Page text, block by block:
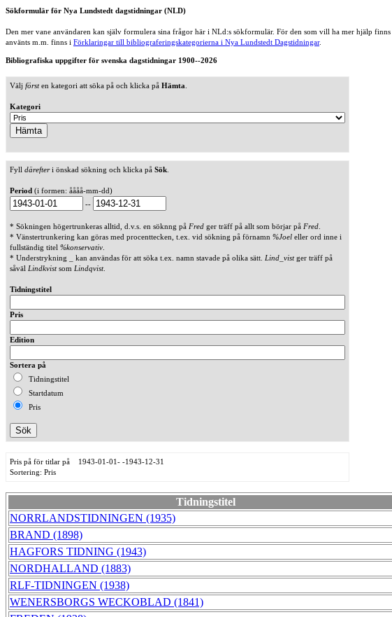
Sökformulär för Nya Lundstedt dagstidningar (NLD)
Den mer vane användaren kan själv formulera sina frågor här i NLd:s sökformulär. För den som vill ha mer hjälp finns
använts m.m. finns i Förklaringar till bibliograferingskategorierna i Nya Lundstedt Dagstidningar.
Bibliografiska uppgifter för svenska dagstidningar 1900--2026
Välj försten kategori att söka på och klicka på Hämta
Kategori
Fyll därefteri önskad sökning och klicka på Sök
Period (i formen: åååå-mm-dd)
--
* Sökningen högertrunkeras alltid, d.v.s. en söknng på Fred ger träff på allt som börjar på Fred
* Vänstertrunkering kan göras med procenttecken, t.ex. vid sökning på förnamn %Joel eller ord inne i
fullständig titel %konservativ
* Understrykning _ kan användas för att söka t.ex. namn stavade på olika sätt. Lind_vistger träff på
såväl Lindkvistsom Lindqvist.
Tidningstitel
Pris
Edition
Sortera på
Tidningstitel
Startdatum
Pris
Pris på för titlar på 1943-01-01- -1943-12-31
Sortering: Pris
Tidningstitel
NORRLANDSTIDNINGEN (1935)
BRAND (1898)
HAGFORS TIDNING (1943)
NORDHALLAND (1883)
RLF-TIDNINGEN (1938)
WENERSBORGS WECKOBLAD (1841)